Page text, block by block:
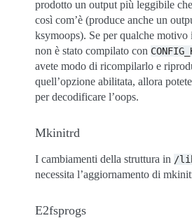
prodotto un output più leggibile
così com’è (produce anche un
ksymoops). Se per qualche motivo
non è stato compilato con
avete modo di ricompilarlo e
quell’opzione abilitata, allora
per decodificare l’oops.
Mkinitrd
I cambiamenti della struttura in /
necessita l’aggiornamento di
E2fsprogs